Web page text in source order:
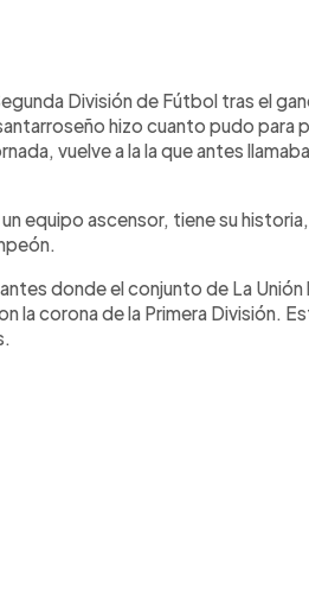
División de Fútbol tras el
hizo cuanto pudo para
vuelve a la la que antes
equipo ascensor, tiene su
donde el conjunto de La Unión
la corona de la Primera División.